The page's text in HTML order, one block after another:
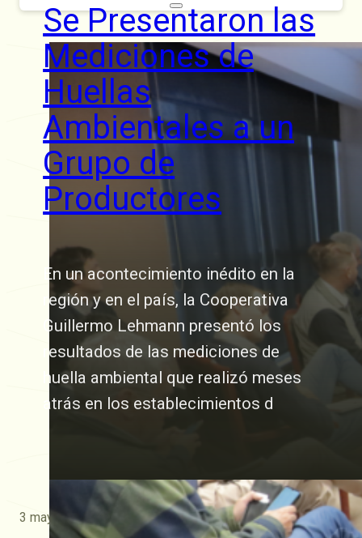
Se Presentaron las
Mediciones de
Huellas
Ambientales a un
Grupo de
Productores
En un acontecimiento inédito en la
región y en el país, la Cooperativa
Guillermo Lehmann presentó los
resultados de las mediciones de
huella ambiental que realizó meses
atrás en los establecimientos d
3 mayo, 2024